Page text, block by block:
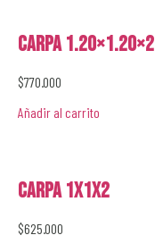
Carpa 1.20×1.20×2
$770.000
Añadir al carrito
Carpa 1x1x2
$625.000